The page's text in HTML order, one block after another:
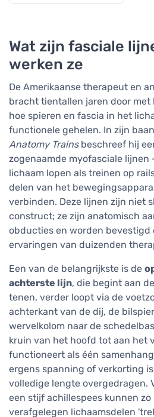
Wat zijn fasciale
werken ze
De Amerikaanse therapeut en
bracht tientallen jaren door met
hoe spieren en fascia in het
functionele gehelen. In zijn
Anatomy Trainsbeschreef hij
zogenaamde myofasciale lijnen
lichaam lopen als treinen op
delen van het
verbinden. Deze lijnen zijn niet
construct; ze zijn anatomisch
obducties en worden bevestigd
ervaringen van duizenden
Een van de belangrijkste is de
achterste lijn, die begint aan
tenen, verder loopt via de
achterkant van de dij, de
wervelkolom naar de
kruin van het hoofd tot aan het
functioneert als één
ergens spanning of verkorting
volledige lengte overgedragen.
een stijf achillespees kunnen
verafgelegen lichaamsdelen